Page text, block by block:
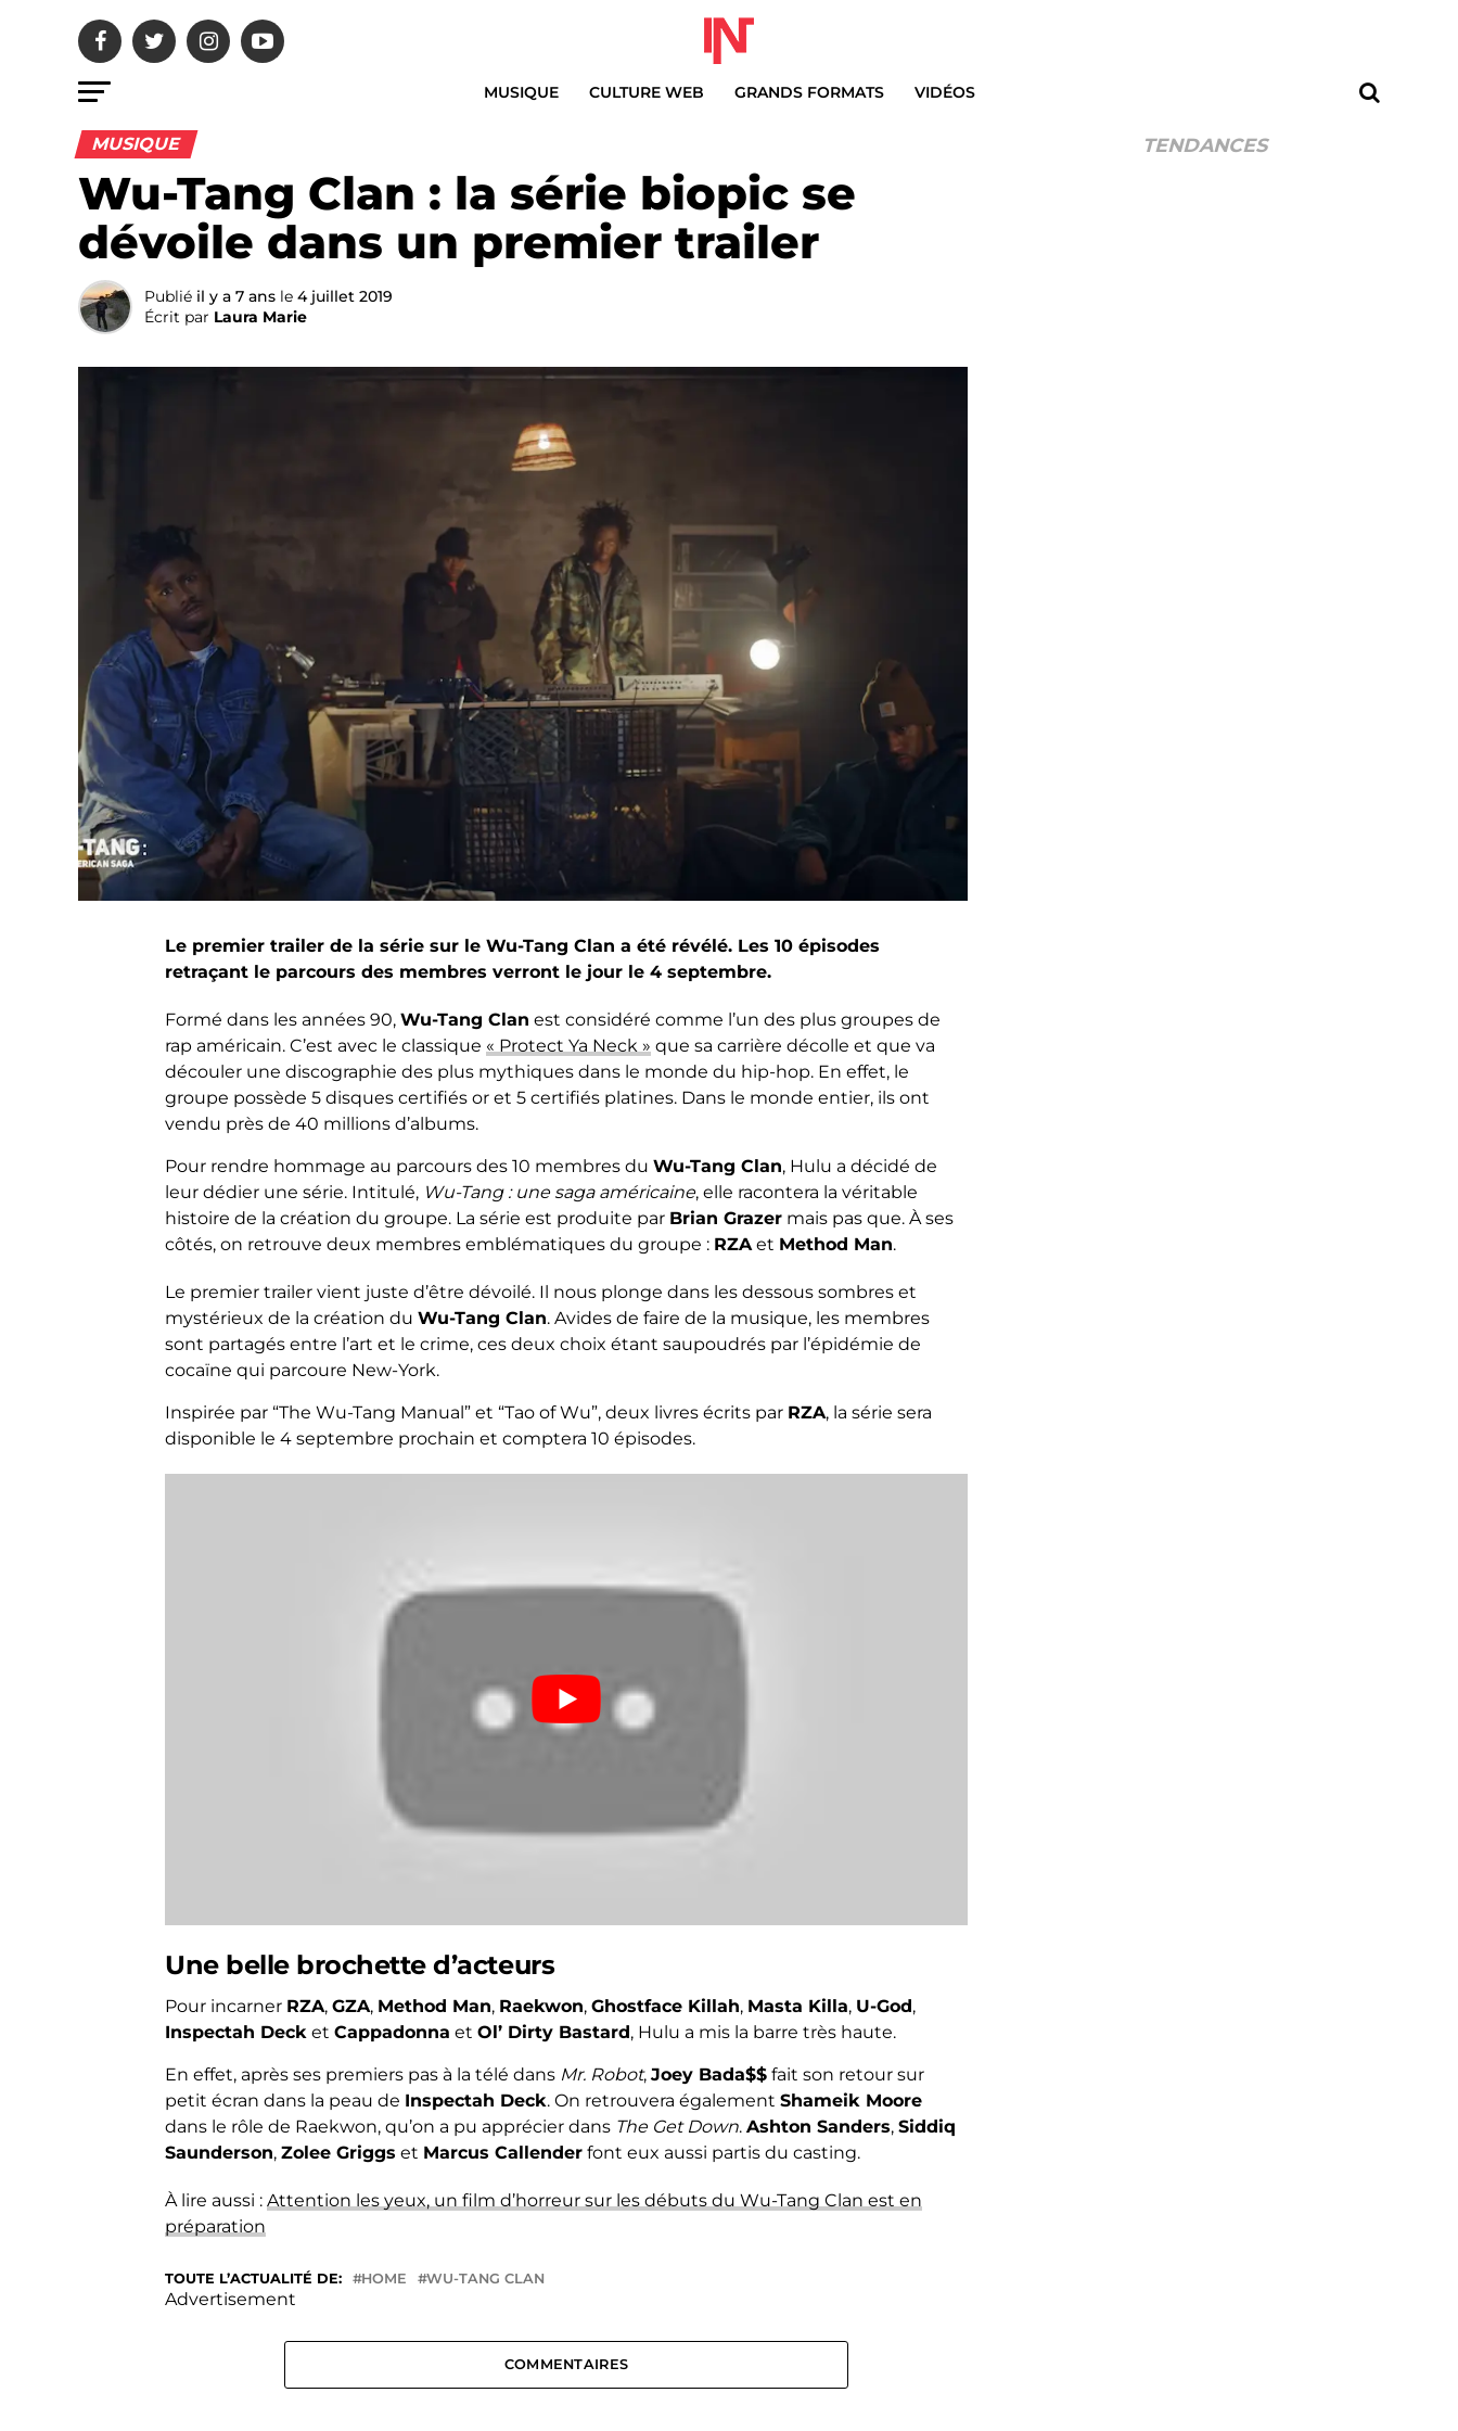
MUSIQUE CULTURE WEB GRANDS FORMATS VIDÉOS
MUSIQUE
Wu-Tang Clan : la série biopic se
dévoile dans un premier trailer
Publié il y a 7 ans le 4 juillet 2019
Écrit par Laura Marie
Le premier trailer de la série sur le Wu-Tang Clan a été révélé. Les 10 épisodes
retraçant le parcours des membres verront le jour le 4 septembre.
Formé dans les années 90, Wu-Tang Clan est considéré comme l’un des plus groupes de
rap américain. C’est avec le classique « Protect Ya Neck » que sa carrière décolle et que va
découler une discographie des plus mythiques dans le monde du hip-hop. En effet, le
groupe possède 5 disques certifiés or et 5 certifiés platines. Dans le monde entier, ils ont
vendu près de 40 millions d’albums.
Pour rendre hommage au parcours des 10 membres du Wu-Tang Clan, Hulu a décidé de
leur dédier une série. Intitulé, Wu-Tang : une saga américaine, elle racontera la véritable
histoire de la création du groupe. La série est produite par Brian Grazer mais pas que. À ses
côtés, on retrouve deux membres emblématiques du groupe : RZAet Method Man.
Le premier trailer vient juste d’être dévoilé. Il nous plonge dans les dessous sombres et
mystérieux de la création du Wu-Tang Clan. Avides de faire de la musique, les membres
sont partagés entre l’art et le crime, ces deux choix étant saupoudrés par l’épidémie de
cocaïne qui parcoure New-York.
Inspirée par “The Wu-Tang Manual” et “Tao of Wu”, deux livres écrits par RZA, la série sera
disponible le 4 septembre prochain et comptera 10 épisodes.
Une belle brochette d’acteurs
Pour incarner RZA, GZA, Method Man, Raekwon, Ghostface Killah, Masta Killa, U-God,
Inspectah Deck et Cappadonna et Ol’ Dirty Bastard, Hulu a mis la barre très haute.
En effet, après ses premiers pas à la télé dans Mr. Robot, Joey Bada$$ fait son retour sur
petit écran dans la peau de Inspectah Deck. On retrouvera également Shameik Moore
dans le rôle de Raekwon, qu’on a pu apprécier dans The Get Down. Ashton Sanders, Siddiq
Saunderson, Zolee Griggs et Marcus Callender font eux aussi partis du casting.
À lire aussi : Attention les yeux, un film d’horreur sur les débuts du Wu-Tang Clan est en
préparation
TOUTE L’ACTUALITÉ DE: HOME WU-TANG CLAN
Advertisement
COMMENTAIRES
TENDANCES